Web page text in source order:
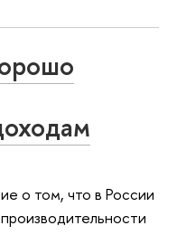
о том, что в России